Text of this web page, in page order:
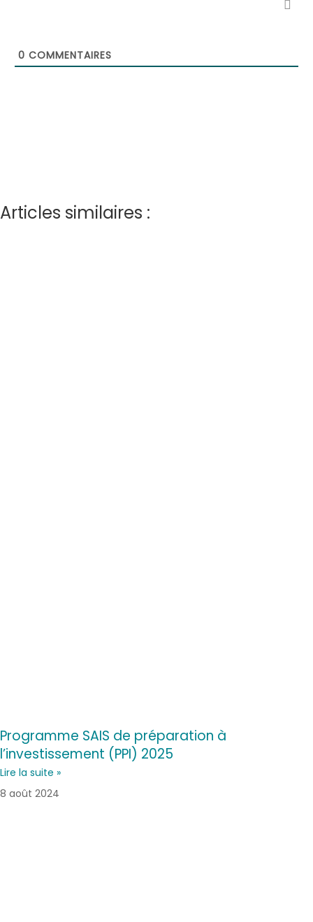
0 COMMENTAIRES
Articles similaires :
Programme SAIS de préparation à
l’investissement (PPI) 2025
Lire la suite »
8 août 2024